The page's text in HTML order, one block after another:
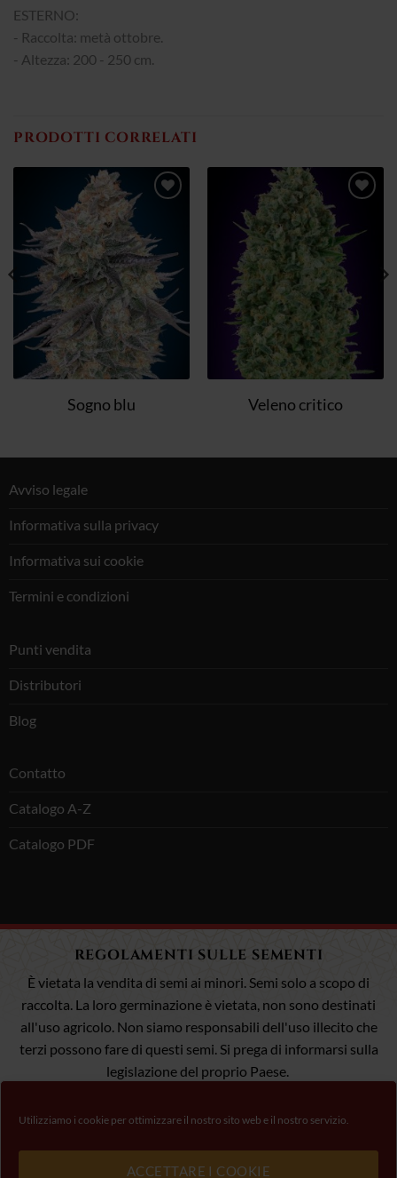
Utilizziamo i cookie per ottimizzare il nostro sito web e il nostro servizio.
ACCETTARE I COOKIE
ESTERNO:
- Raccolta: metà ottobre.
- Altezza: 200 - 250 cm.
PRODOTTI CORRELATI
dei
desideri
Sogno blu
Aggiungi
alla lista
dei
desideri
Veleno critico
Avviso legale
Informativa sulla privacy
Informativa sui cookie
Termini e condizioni
Punti vendita
Distributori
Blog
Contatto
Catalogo A-Z
Catalogo PDF
REGOLAMENTI SULLE SEMENTI
È vietata la vendita di semi ai minori. Semi solo a scopo di
raccolta. La loro germinazione è vietata, non sono destinati
all'uso agricolo. Non siamo responsabili dell'uso illecito che
terzi possono fare di questi semi. Si prega di informarsi sulla
legislazione del proprio Paese.
Pagamento 100% Sicuro Visto